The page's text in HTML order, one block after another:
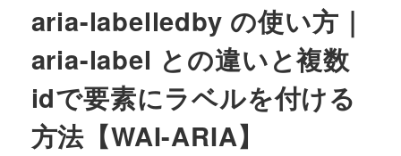
aria-labelledby の使い方｜
aria-label との違いと複数
idで要素にラベルを付ける
方法【WAI-ARIA】